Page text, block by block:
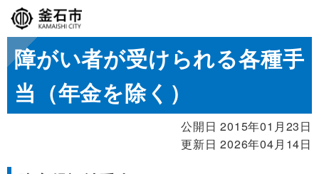
障がい者が受けられる各種手
当（年金を除く）
公開日 2015年01月23日
更新日 2026年04月14日